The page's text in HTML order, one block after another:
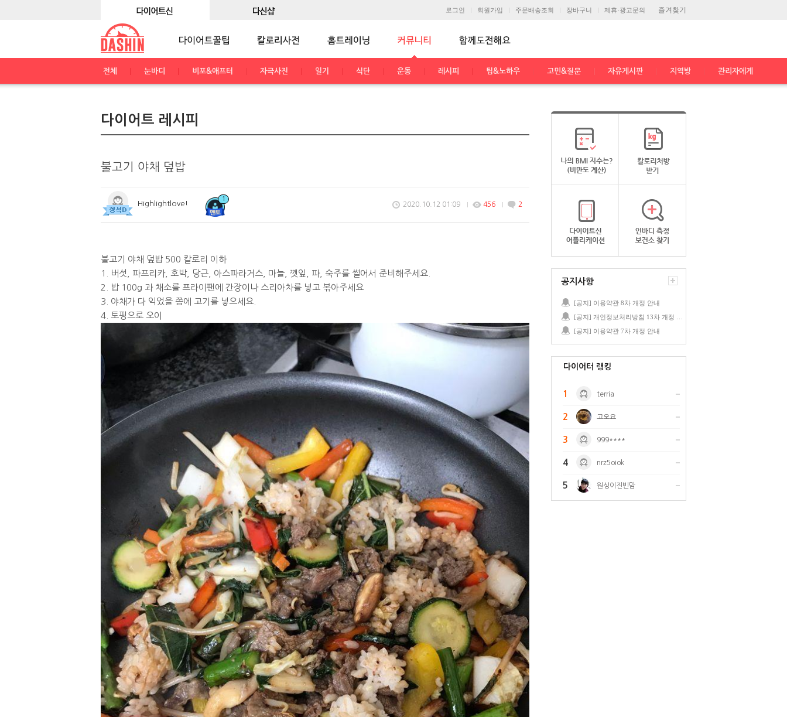
즐겨찾기
로그인 회원가입 주문배송조회 장바구니 제휴·광고문의
전체 눈바디 비포&애프터 자극사진 일기 식단 운동 레시피 팁&노하우 고민&질문 자유게시판 지역방 관리자에게
다이어트 레시피
불고기 야채 덮밥
Highlightlove!
1
2020.10.12 01:09 456 2
불고기 야채 덮밥 500 칼로리 이하
1. 버섯, 파프리카, 호박, 당근, 아스파라거스, 마늘, 깻잎, 파, 숙주를 썰어서 준비해주세요.
2. 밥 100g 과 채소를 프라이팬에 간장이나 스리아차를 넣고 볶아주세요
3. 야채가 다 익었을 쯤에 고기를 넣으세요.
4. 토핑으로 오이
공지사항
[공지] 이용약관 8차 개정 안내
[공지] 이용약관 7차 개정 안내
다이어터 랭킹
1 terria
2 고오요
3 999****
4 nrz5oiok
5 원싱이진빈맘